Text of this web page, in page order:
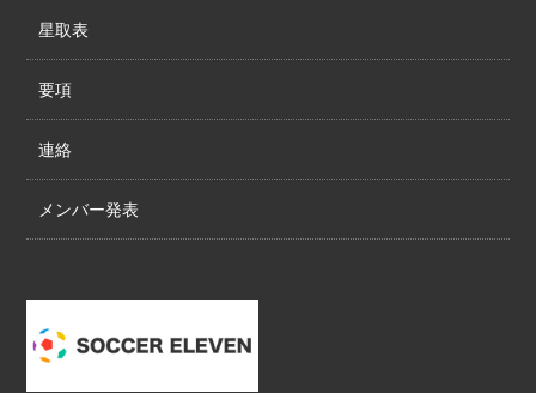
星取表
要項
連絡
メンバー発表